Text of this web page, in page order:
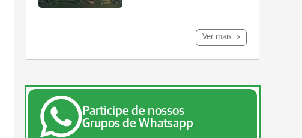
Ver mais
Participe de nossos
Grupos de Whatsapp